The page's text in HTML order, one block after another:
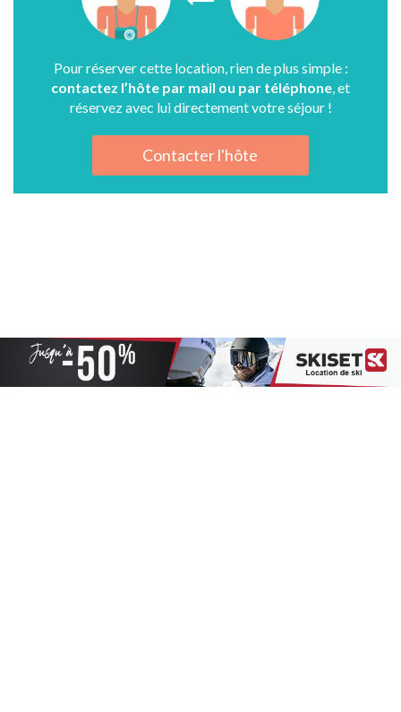
Pour réserver cette location, rien de plus simple :
contactez l’hôte par mail ou par téléphone, et
réservez avec lui directement votre séjour !
Contacter l'hôte